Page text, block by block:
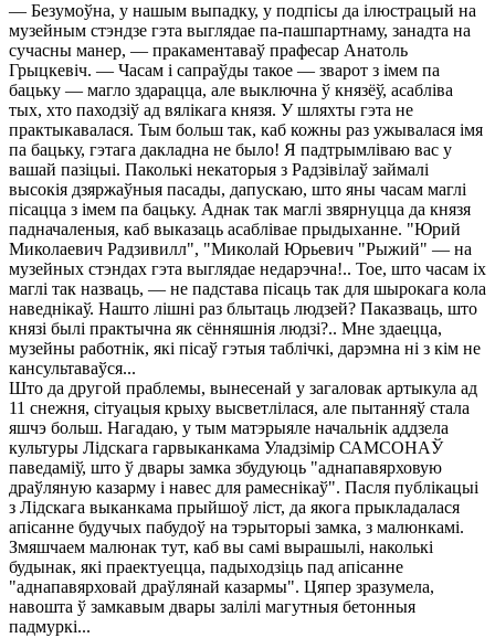
— Безумоўна, у нашым выпадку, у подпісы да ілюстрацый на
музейным стэндзе гэта выглядае па-пашпартнаму, занадта на
сучасны манер, — пракаментаваў прафесар Анатоль
Грыцкевіч. — Часам і сапраўды такое — зварот з імем па
бацьку — магло здарацца, але выключна ў князёў, асабліва
тых, хто паходзіў ад вялікага князя. У шляхты гэта не
практыкавалася. Тым больш так, каб кожны раз ужывалася імя
па бацьку, гэтага дакладна не было! Я падтрымліваю вас у
вашай пазіцыі. Паколькі некаторыя з Радзівілаў займалі
высокія дзяржаўныя пасады, дапускаю, што яны часам маглі
пісацца з імем па бацьку. Аднак так маглі звярнуцца да князя
падначаленыя, каб выказаць асаблівае прыдыханне. "Юрий
Миколаевич Радзивилл", "Миколай Юрьевич "Рыжий" — на
музейных стэндах гэта выглядае недарэчна!.. Тое, што часам іх
маглі так назваць, — не падстава пісаць так для шырокага кола
наведнікаў. Нашто лішні раз блытаць людзей? Паказваць, што
князі былі практычна як сённяшнія людзі?.. Мне здаецца,
музейны работнік, які пісаў гэтыя таблічкі, дарэмна ні з кім не
кансультаваўся...
Што да другой праблемы, вынесенай у загаловак артыкула ад
11 снежня, сітуацыя крыху высветлілася, але пытанняў стала
яшчэ больш. Нагадаю, у тым матэрыяле начальнік аддзела
культуры Лідскага гарвыканкама Уладзімір САМСОНАЎ
паведаміў, што ў двары замка збудуюць "аднапавярховую
драўляную казарму і навес для рамеснікаў". Пасля публікацыі
з Лідскага выканкама прыйшоў ліст, да якога прыкладалася
апісанне будучых пабудоў на тэрыторыі замка, з малюнкамі.
Змяшчаем малюнак тут, каб вы самі вырашылі, наколькі
будынак, які праектуецца, падыходзіць пад апісанне
"аднапавярховай драўлянай казармы". Цяпер зразумела,
навошта ў замкавым двары залілі магутныя бетонныя
падмуркі...